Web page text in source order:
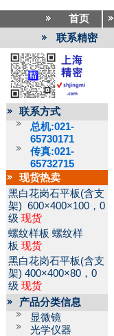
首页
联系精密
联系方式
总机:021-
65730171
传真:021-
65732715
现货热卖
黑白花岗石平板(含支
架) 600×400×100，0
级 现货
螺纹样板 螺纹样
板 现货
黑白花岗石平板(含支
架) 400×400×80，0
级 现货
产品分类信息
显微镜
光学仪器